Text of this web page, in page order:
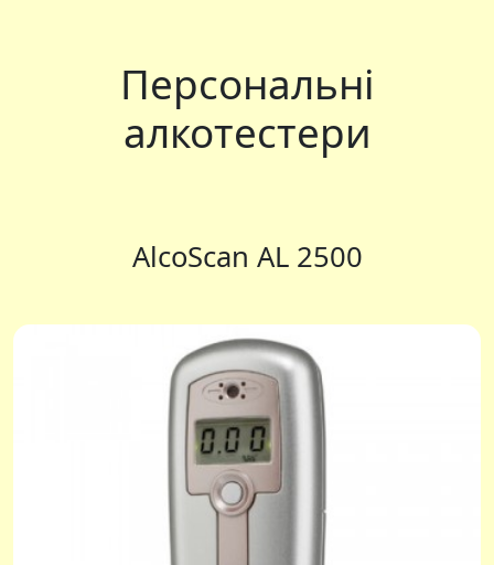
Персональні
алкотестери
AlcoScan AL 2500